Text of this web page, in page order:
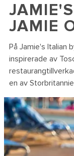
JAMIE
På Jamie's Italian
inspirerade av
en av